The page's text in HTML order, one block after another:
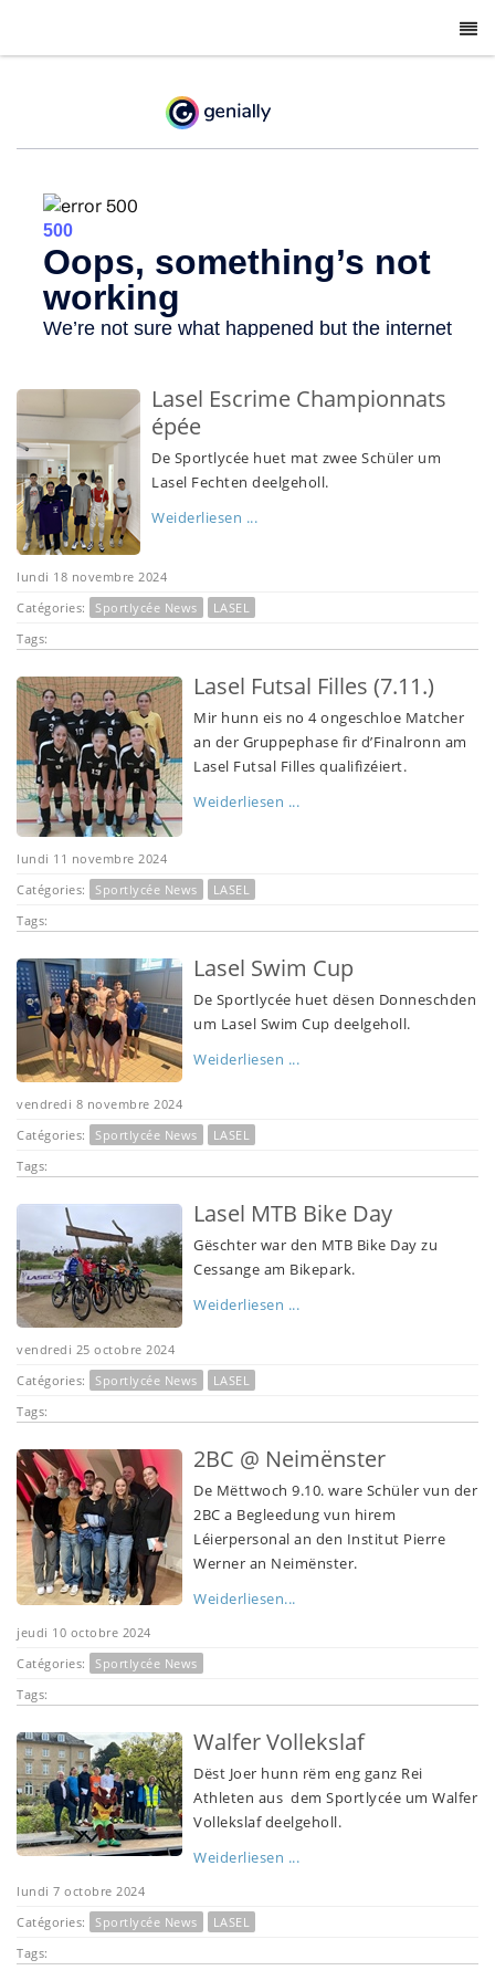
Lasel Escrime Championnats
épée
De Sportlycée huet mat zwee Schüler um
Lasel Fechten deelgeholl.
Weiderliesen ...
lundi 18 novembre 2024
Catégories:
Sportlycée News
LASEL
Tags:
Lasel Futsal Filles (7.11.)
Mir hunn eis no 4 ongeschloe Matcher
an der Gruppephase fir d’Finalronn am
Lasel Futsal Filles qualifizéiert.
Weiderliesen ...
lundi 11 novembre 2024
Catégories:
Sportlycée News
LASEL
Tags:
Lasel Swim Cup
De Sportlycée huet dësen Donneschden
um Lasel Swim Cup deelgeholl.
Weiderliesen ...
vendredi 8 novembre 2024
Catégories:
Sportlycée News
LASEL
Tags:
Lasel MTB Bike Day
Gëschter war den MTB Bike Day zu
Cessange am Bikepark.
Weiderliesen ...
vendredi 25 octobre 2024
Catégories:
Sportlycée News
LASEL
Tags:
2BC @ Neimënster
De Mëttwoch 9.10. ware Schüler vun der
2BC a Begleedung vun hirem
Léierpersonal an den Institut Pierre
Werner an Neimënster.
Weiderliesen...
jeudi 10 octobre 2024
Catégories:
Sportlycée News
Tags:
Walfer Vollekslaf
Dëst Joer hunn rëm eng ganz Rei
Athleten aus dem Sportlycée um Walfer
Vollekslaf deelgeholl.
Weiderliesen ...
lundi 7 octobre 2024
Catégories:
Sportlycée News
LASEL
Tags: